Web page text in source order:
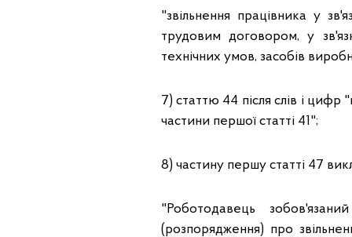
"звільнення працівника у
трудовим договором, у
технічних умов, засобів
7) статтю 44 після слів і цифр
частини першої статті 41";
8) частину першу статті 47
"Роботодавець
(розпорядження) про